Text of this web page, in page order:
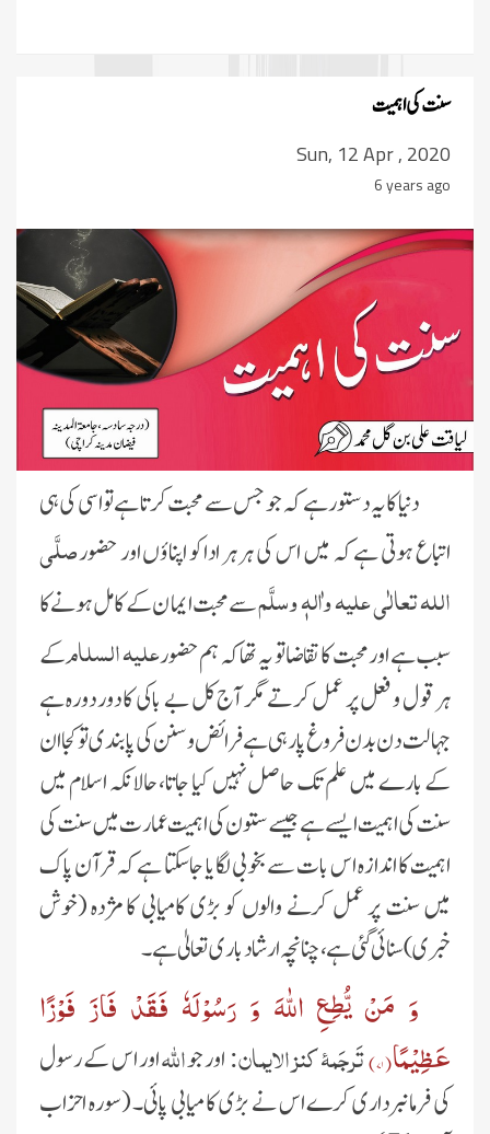
سنت کی اہمیت
Sun, 12 Apr , 2020
6 years ago
دنیا کا یہ دستو رہے کہ جو جس سے محبت کرتا ہے تواسی کی ہی
اتباع ہوتی ہے کہ میں اس کی ہر ہر ادا کو اپناؤں اور حضورصلَّی
اللہ تعالٰی علیہ واٰلہٖ وسلَّمسے محبت ایما ن کے کامل ہونے کا
سبب ہے اور محبت کا تقاضاتو یہ تھا کہ ہم حضورعلیہ السلامکے
ہر قو ل و فعل پر عمل کرتے مگر آج کل بے باکی کا دور دورہ ہے
جہالت دن بدن فروغ پارہی ہے فرائض وسنن کی پابندی تو کجا ان
کے بارے میں علم تک حاصل نہیں کیا جاتا، حالانکہ اسلام میں
سنت کی اہمیت ایسے ہے جیسے ستون کی اہمیت عمارت میں سنت کی
اہمیت کا اندازہ اس بات سے بخوبی لگایا جاسکتا ہے کہ قرآن پاک
میں سنت پر عمل کرنے والوں کو بڑی کامیابی کا مژدہ (خوش
خبری) سنائی گئی ہے، چنانچہ ارشاد باری تعالیٰ ہے۔
وَ مَنْ یُّطِعِ اللّٰهَ وَ رَسُوْلَهٗ فَقَدْ فَازَ فَوْزًا
عَظِیْمًا(۷۱)تَرجَمۂ کنز الایمان:اور جواللہاور اس کے رسول
کی فرمانبرداری کرے اس نے بڑی کامیابی پائی۔(سورہ احزاب